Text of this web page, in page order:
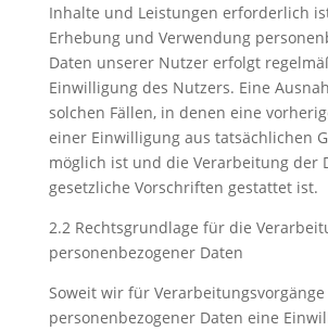
Inhalte und Leistungen erforderlich
Erhebung und Verwendung
Daten unserer Nutzer erfolgt
Einwilligung des Nutzers. Eine
solchen Fällen, in denen eine
einer Einwilligung aus tatsächlichen
möglich ist und die Verarbeitung der
gesetzliche Vorschriften gestattet ist.
2.2 Rechtsgrundlage für die
personenbezogener Daten
Soweit wir für Verarbeitungsvorgänge
personenbezogener Daten eine